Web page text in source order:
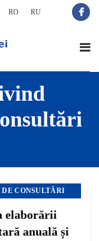
RO RU
CONSULTĂRI
elaborării
anuală și